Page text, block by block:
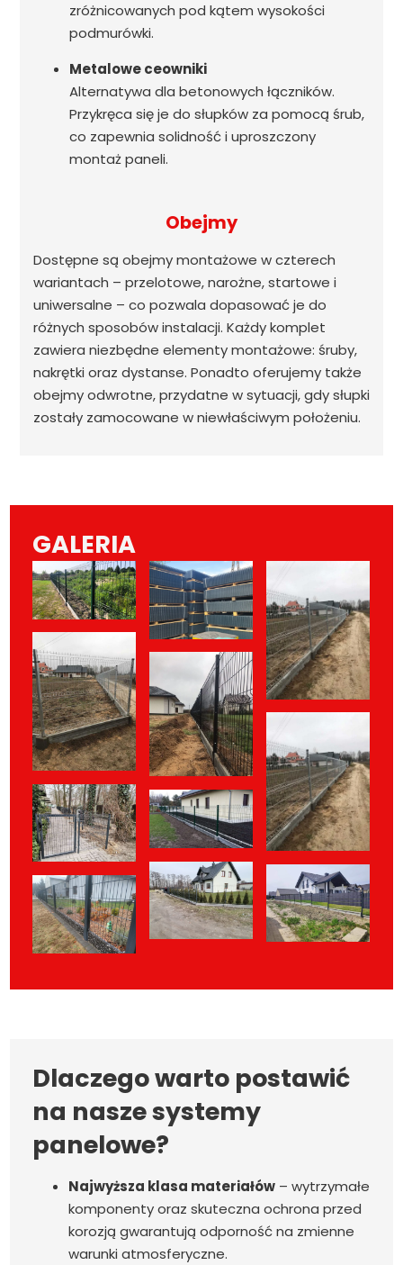
zróżnicowanych pod kątem wysokości
podmurówki.
Metalowe ceowniki
Alternatywa dla betonowych łączników.
Przykręca się je do słupków za pomocą śrub,
co zapewnia solidność i uproszczony
montaż paneli.
Obejmy
Dostępne są obejmy montażowe w czterech
wariantach – przelotowe, narożne, startowe i
uniwersalne – co pozwala dopasować je do
różnych sposobów instalacji. Każdy komplet
zawiera niezbędne elementy montażowe: śruby,
nakrętki oraz dystanse. Ponadto oferujemy także
obejmy odwrotne, przydatne w sytuacji, gdy słupki
zostały zamocowane w niewłaściwym położeniu.
GALERIA
Dlaczego warto postawić
na nasze systemy
panelowe?
Najwyższa klasa materiałów – wytrzymałe
komponenty oraz skuteczna ochrona przed
korozją gwarantują odporność na zmienne
warunki atmosferyczne.